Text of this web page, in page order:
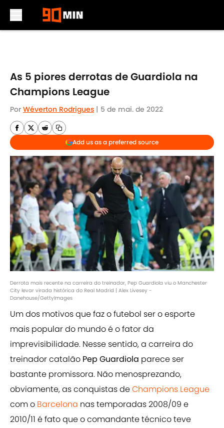
As 5 piores derrotas de Guardiola na
Champions League
Por Wéverton Rodrigues | 5 de mai. de 2022
Add us as a preferred source
Derrota mais recente na carreira do treinador, Pep Guardiola viu o Manchester
City levar virada histórica do Real Madrid | Alex Livesey -
Danehouse/GettyImages
Um dos motivos que faz o futebol ser o esporte
mais popular do mundo é o fator da
imprevisibilidade. Nesse sentido, a carreira do
treinador catalão Pep Guardiola parece ser
bastante promissora. Não menosprezando,
obviamente, as conquistas deChampions League
com o Barcelona nas temporadas 2008/09 e
2010/11 é fato que o comandante técnico teve